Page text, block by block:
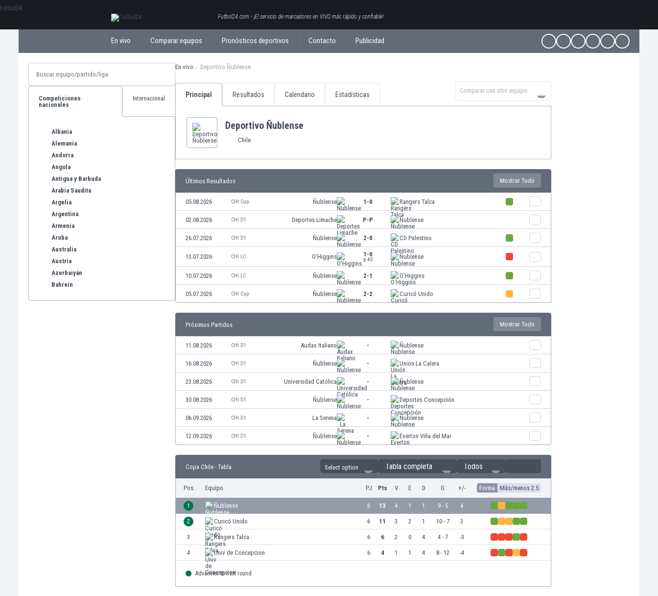
Futbol24.com - ¡El servicio de marcadores en VIVO más rápido y confiable!
En vivo Comparar equipos Pronósticos deportivos Contacto Publicidad
Competiciones
nacionales
Internacional
Albania
Alemania
Andorra
Angola
Antigua y Barbuda
Arabia Saudita
Argelia
Argentina
Armenia
Aruba
Australia
Austria
Azerbaiyán
Bahrein
En vivo Deportivo Ñublense
Principal Resultados Calendario Estadísticas
Comparar con otro equipo
Deportivo Ñublense
Chile
Últimos Resultados Mostrar Todo
05.08.2026 CHI Cup Ñublense 1-0 Rangers Talca
02.08.2026 CHI D1 Deportes Limache P-P Ñublense
26.07.2026 CHI D1 Ñublense 2-0 CD Palestino
13.07.2026 CHI LC O'Higgins 1-0
p.4-2 Ñublense
10.07.2026 CHI LC Ñublense 2-1 O'Higgins
05.07.2026 CHI Cup Ñublense 2-2 Curicó Unido
Próximos Partidos Mostrar Todo
11.08.2026 CHI D1 Audax Italiano - Ñublense
16.08.2026 CHI D1 Ñublense - Unión La Calera
23.08.2026 CHI D1 Universidad Católica - Ñublense
30.08.2026 CHI D1 Ñublense - Deportes Concepción
06.09.2026 CHI D1 La Serena - Ñublense
12.09.2026 CHI D1 Ñublense - Everton Viña del Mar
Copa Chile - Tabla Select option Tabla completa Todos
Pos. Equipo PJ Pts V E D G +/- Forma Más/menos 2.5
1 Ñublense 6 13 4 1 1 9 - 5 4
2 Curicó Unido 6 11 3 2 1 10 - 7 3
3 Rangers Talca 6 6 2 0 4 4 - 7 -3
4 Univ de Concepcion 6 4 1 1 4 8 - 12 -4
Advances to next round